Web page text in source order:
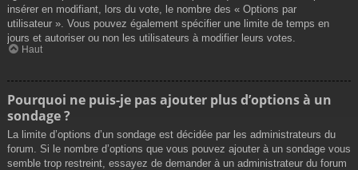
insérer en modifiant, lors du vote, le nombre des « Options par
utilisateur ». Vous pouvez également spécifier une limite de temps en
jours et autoriser ou non les utilisateurs à modifier leurs votes.
Haut
Pourquoi ne puis-je pas ajouter plus d’options à un
sondage ?
La limite d’options d’un sondage est décidée par les administrateurs du
forum. Si le nombre d’options que vous pouvez ajouter à un sondage vous
semble trop restreint, essayez de demander à un administrateur du forum